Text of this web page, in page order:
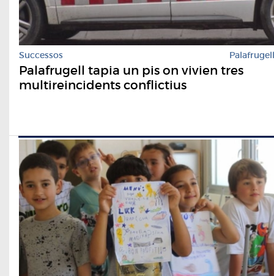
Successos Palafrugell
Palafrugell tapia un pis on vivien tres
multireincidents conflictius